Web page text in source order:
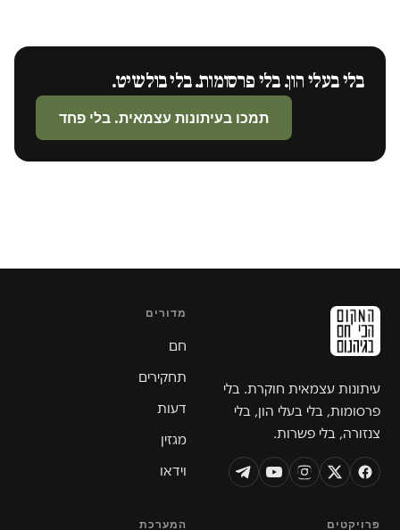
בלי בעלי הון. בלי פרסומות. בלי בולשיט.
תמכו בעיתונות עצמאית. בלי פחד
עיתונות עצמאית חוקרת. בלי
פרסומות, בלי בעלי הון, בלי
צנזורה, בלי פשרות.
מדורים
חם
תחקירים
דעות
מגזין
וידאו
פרויקטים המערכת